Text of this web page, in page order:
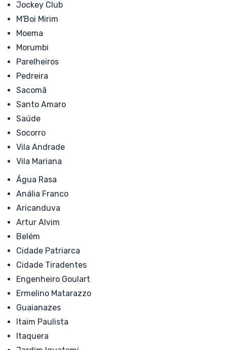
Jockey Club
M'Boi Mirim
Moema
Morumbi
Parelheiros
Pedreira
Sacomã
Santo Amaro
Saúde
Socorro
Vila Andrade
Vila Mariana
Água Rasa
Anália Franco
Aricanduva
Artur Alvim
Belém
Cidade Patriarca
Cidade Tiradentes
Engenheiro Goulart
Ermelino Matarazzo
Guaianazes
Itaim Paulista
Itaquera